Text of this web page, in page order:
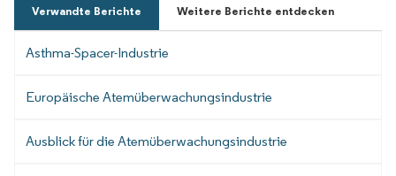
Verwandte Berichte Weitere Berichte entdecken
Asthma-Spacer-Industrie
Europäische Atemüberwachungsindustrie
Ausblick für die Atemüberwachungsindustrie